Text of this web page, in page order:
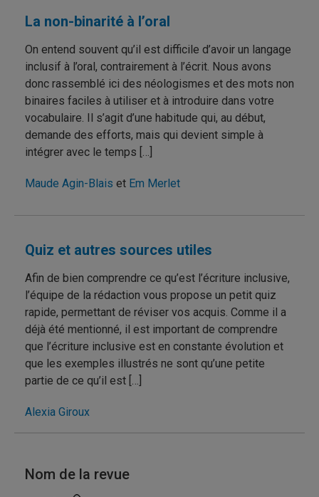
La non-binarité à l’oral
On entend souvent qu’il est difficile d’avoir un langage
inclusif à l’oral, contrairement à l’écrit. Nous avons
donc rassemblé ici des néologismes et des mots non
binaires faciles à utiliser et à introduire dans votre
vocabulaire. Il s’agit d’une habitude qui, au début,
demande des efforts, mais qui devient simple à
intégrer avec le temps […]
Maude Agin-Blais et Em Merlet
Quiz et autres sources utiles
Afin de bien comprendre ce qu’est l’écriture inclusive,
l’équipe de la rédaction vous propose un petit quiz
rapide, permettant de réviser vos acquis. Comme il a
déjà été mentionné, il est important de comprendre
que l’écriture inclusive est en constante évolution et
que les exemples illustrés ne sont qu’une petite
partie de ce qu’il est […]
Alexia Giroux
Nom de la revue